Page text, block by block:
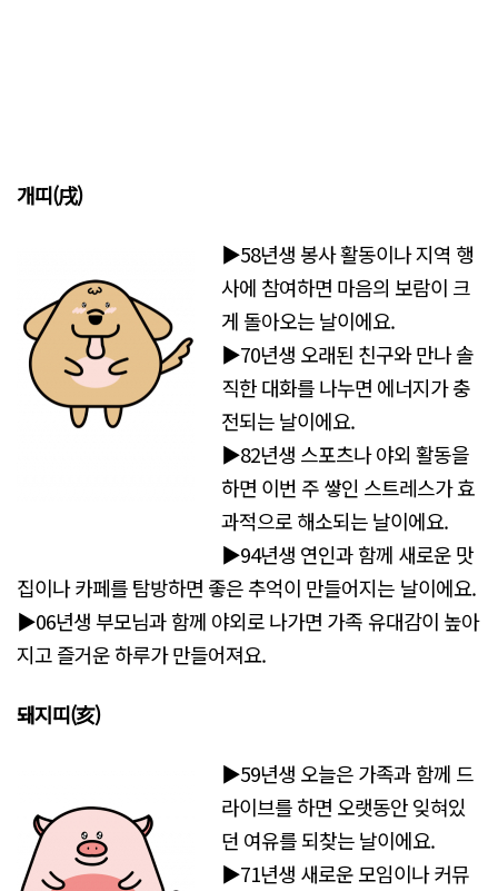
개띠(戌)
▶58년생 봉사 활동이나 지역 행
사에 참여하면 마음의 보람이 크
게 돌아오는 날이에요.
▶70년생 오래된 친구와 만나 솔
직한 대화를 나누면 에너지가 충
전되는 날이에요.
▶82년생 스포츠나 야외 활동을
하면 이번 주 쌓인 스트레스가 효
과적으로 해소되는 날이에요.
▶94년생 연인과 함께 새로운 맛
집이나 카페를 탐방하면 좋은 추억이 만들어지는 날이에요.
▶06년생 부모님과 함께 야외로 나가면 가족 유대감이 높아
지고 즐거운 하루가 만들어져요.
돼지띠(亥)
▶59년생 오늘은 가족과 함께 드
라이브를 하면 오랫동안 잊혀있
던 여유를 되찾는 날이에요.
▶71년생 새로운 모임이나 커뮤